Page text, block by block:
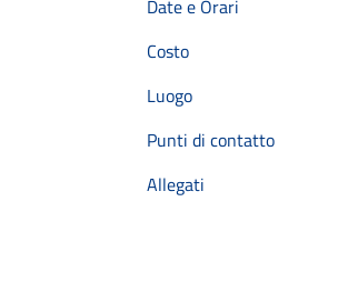
Date e Orari
Costo
Luogo
Punti di contatto
Allegati